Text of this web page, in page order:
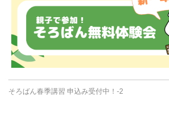
そろばん春季講習 申込み受付中！-2